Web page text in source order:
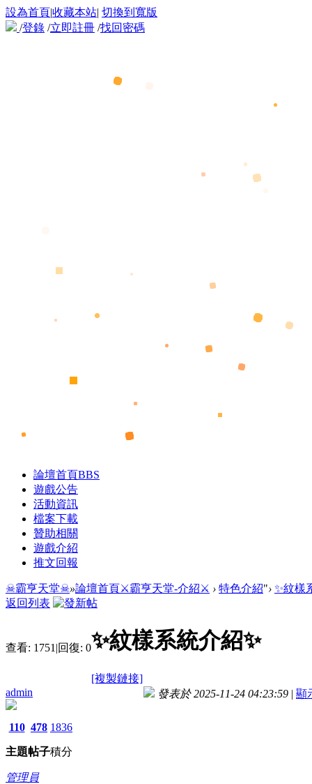
設為首頁|收藏本站| 切換到寬版
/登錄 /立即註冊 /找回密碼
論壇首頁BBS
遊戲公告
活動資訊
檔案下載
贊助相關
遊戲介紹
推文回報
☠霸亨天堂☠»論壇首頁⚔霸亨天堂-介紹⚔ › 特色介紹"› ✨紋樣
返回列表
查看: 1751 |回復: 0✨紋樣系統介紹✨
[複製鏈接]
admin
110
主題
478
帖子
1836
積分
管理員
發表於 2025-11-24 04:23:59 | 顯